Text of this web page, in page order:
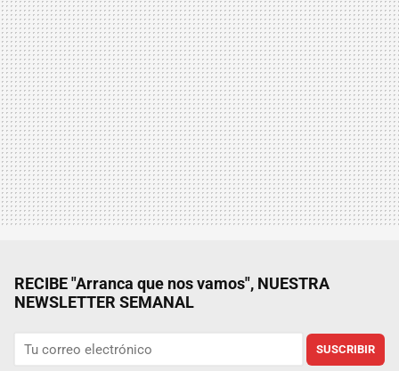
RECIBE "Arranca que nos vamos", NUESTRA
NEWSLETTER SEMANAL
SUSCRIBIR